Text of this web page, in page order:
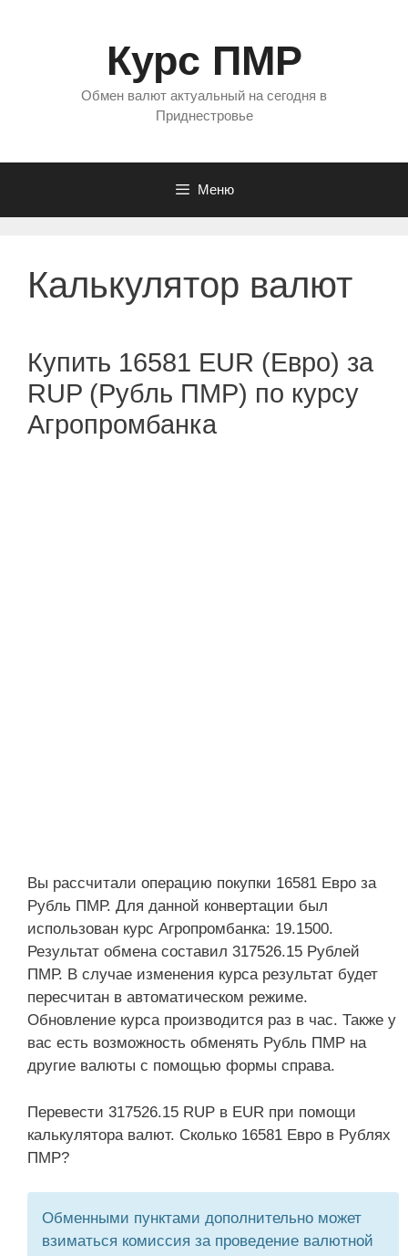
Курс ПМР
Обмен валют актуальный на сегодня в
Приднестровье
Меню
Калькулятор валют
Купить 16581 EUR (Евро) за
RUP (Рубль ПМР) по курсу
Агропромбанка
Вы рассчитали операцию покупки 16581 Евро за
Рубль ПМР. Для данной конвертации был
использован курс Агропромбанка: 19.1500.
Результат обмена составил 317526.15 Рублей
ПМР. В случае изменения курса результат будет
пересчитан в автоматическом режиме.
Обновление курса производится раз в час. Также у
вас есть возможность обменять Рубль ПМР на
другие валюты с помощью формы справа.
Перевести 317526.15 RUP в EUR при помощи
калькулятора валют. Сколько 16581 Евро в Рублях
ПМР?
Обменными пунктами дополнительно может
взиматься комиссия за проведение валютной